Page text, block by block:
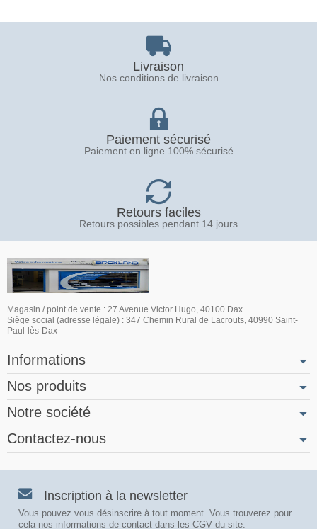
Livraison
Nos conditions de livraison
Paiement sécurisé
Paiement en ligne 100% sécurisé
Retours faciles
Retours possibles pendant 14 jours
Magasin / point de vente : 27 Avenue Victor Hugo, 40100 Dax
Siège social (adresse légale) : 347 Chemin Rural de Lacrouts, 40990 Saint-
Paul-lès-Dax
Informations
Nos produits
Notre société
Contactez-nous
Inscription à la newsletter
Vous pouvez vous désinscrire à tout moment. Vous trouverez pour
cela nos informations de contact dans les CGV du site.